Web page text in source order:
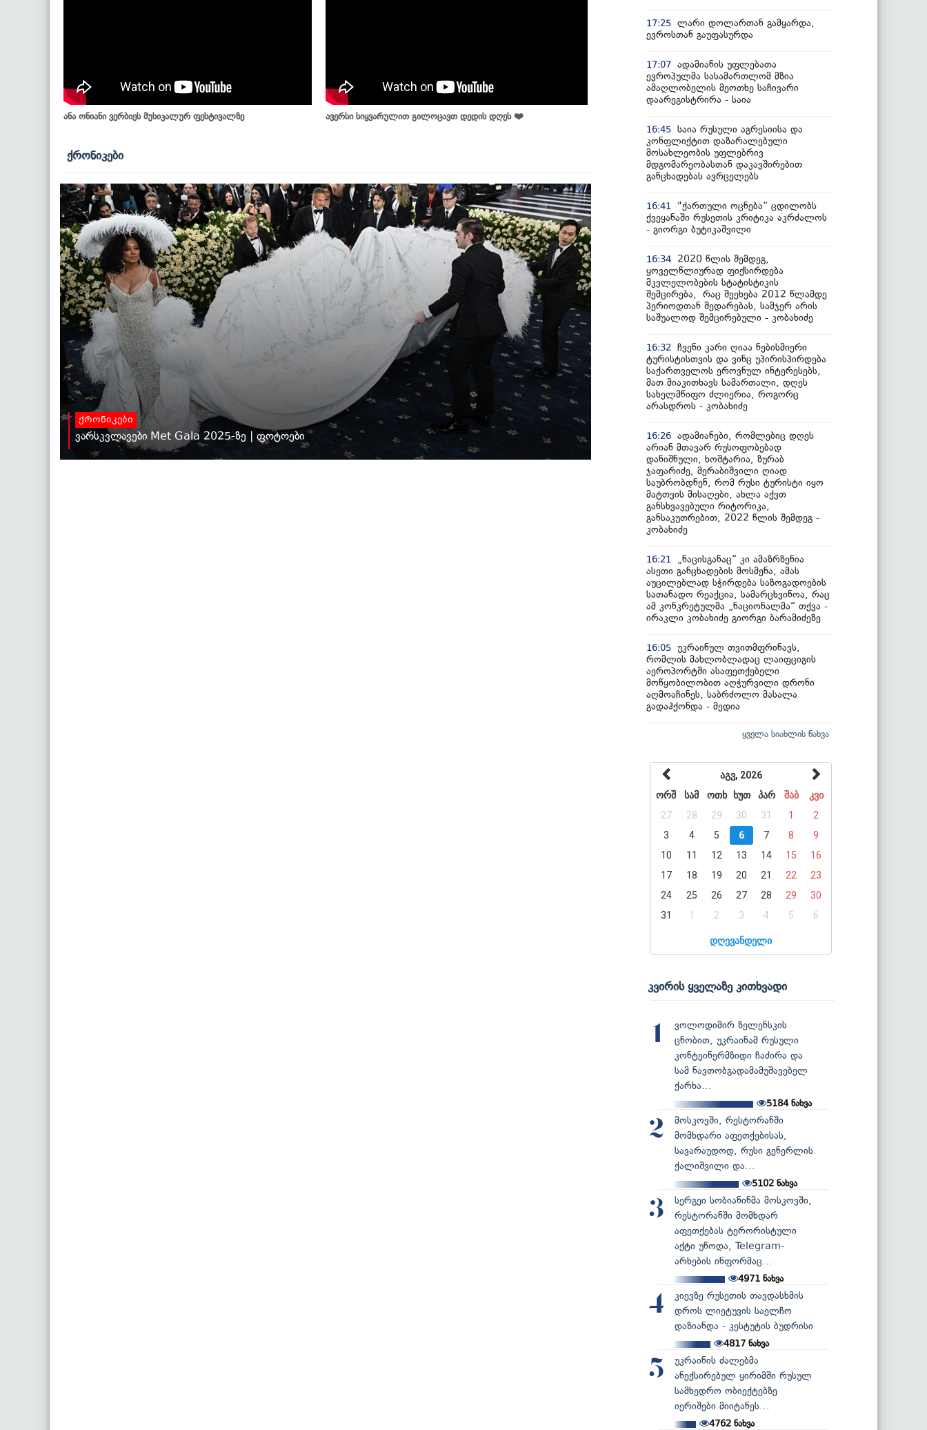
ანა ონიანი ვერბიეს მუსიკალურ ფესტივალზე ავერსი სიყვარულით გილოცავთ დედის დღეს ❤️
ქრონიკები
ქრონიკები
ვარსკვლავები Met Gala 2025-ზე | ფოტოები
17:25 ლარი დოლართან გამყარდა,
ევროსთან გაუფასურდა
17:07 ადამიანის უფლებათა
ევროპულმა სასამართლომ მზია
ამაღლობელის მეოთხე საჩივარი
დაარეგისტრირა - საია
16:45 საია რუსული აგრესიისა და
კონფლიქტით დაზარალებული
მოსახლეობის უფლებრივ
მდგომარეობასთან დაკავშირებით
განცხადებას ავრცელებს
16:41
"ქართული ოცნება“ ცდილობს
ქვეყანაში რუსეთის კრიტიკა აკრძალოს
- გიორგი ბუტიკაშვილი
16:34
2020 წლის შემდეგ,
ყოველწლიურად ფიქსირდება
მკვლელობების სტატისტიკის
შემცირება, რაც შეეხება 2012 წლამდე
პერიოდთან შედარებას, სამჯერ არის
საშუალოდ შემცირებული - კობახიძე
16:32
ჩვენი კარი ღიაა ნებისმიერი
ტურისტისთვის და ვინც უპირისპირდება
საქართველოს ეროვნულ ინტერესებს,
მათ მიაკითხავს სამართალი, დღეს
სახელმწიფო ძლიერია, როგორც
არასდროს - კობახიძე
16:26 ადამიანები, რომლებიც დღეს
არიან მთავარ რუსოფობებად
დანიშნული, ხოშტარია, ზურაბ
ჯაფარიძე, მერაბიშვილი ღიად
საუბრობდნენ, რომ რუსი ტურისტი იყო
მატთვის მისაღები, ახლა აქვთ
განსხვავებული რიტორიკა,
განსაკუთრებით, 2022 წლის შემდეგ -
კობახიძე
16:21
„ნაცისგანაც“ კი ამაზრზენია
ასეთი განცხადების მოსმენა, ამას
აუცილებლად სჭირდება საზოგადოების
სათანადო რეაქცია, სამარცხვინოა, რაც
ამ კონკრეტულმა „ნაციონალმა“ თქვა -
ირაკლი კობახიძე გიორგი ბარამიძეზე
16:05 უკრაინულ თვითმფრინავს,
რომლის მახლობლადაც ლაიფციგის
აეროპორტში ასაფეთქებელი
მოწყობილობით აღჭურვილი დრონი
აღმოაჩინეს, საბრძოლო მასალა
გადაჰქონდა - მედია
ყველა სიახლის ნახვა
აგვ, 2026
ორშ
სამ ოთხ ხუთ პარ შაბ
კვი
27
28 29 30 31 1
2
3
4 5 6 7 8
9
10
11 12 13 14 15
16
17
18 19 20 21 22
23
24
25 26 27 28 29
30
31
1 2 3 4 5 6
დღევანდელი
კვირის ყველაზე კითხვადი
1
ვოლოდიმირ ზელენსკის
ცნობით, უკრაინამ რუსული
კონტეინერმზიდი ჩაძირა და
სამ ნავთობგადამამუშავებელ
ქარხა...
5184ნახვა
2
მოსკოვში, რესტორანში
მომხდარი აფეთქებისას,
სავარაუდოდ, რუსი გენერლის
ქალიშვილი და...
5102 ნახვა
3
სერგეი სობიანინმა მოსკოვში,
რესტორანში მომხდარ
აფეთქებას ტერორისტული
აქტი უწოდა, Telegram-
არხების ინფორმაც...
4971ნახვა
4
კიევზე რუსეთის თავდასხმის
დროს ლიეტუვის საელჩო
დაზიანდა - კესტუტის ბუდრისი
4817ნახვა
5
უკრაინის ძალებმა
ანექსირებულ ყირიმში რუსულ
სამხედრო ობიექტებზე
იერიშები მიიტანეს...
4762 ნახვა